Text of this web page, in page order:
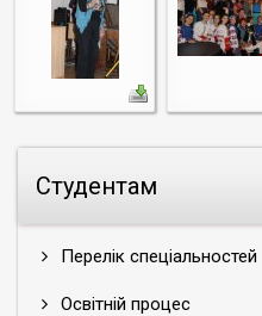
Студентам
Перелік спеціальностей
Освітній процес